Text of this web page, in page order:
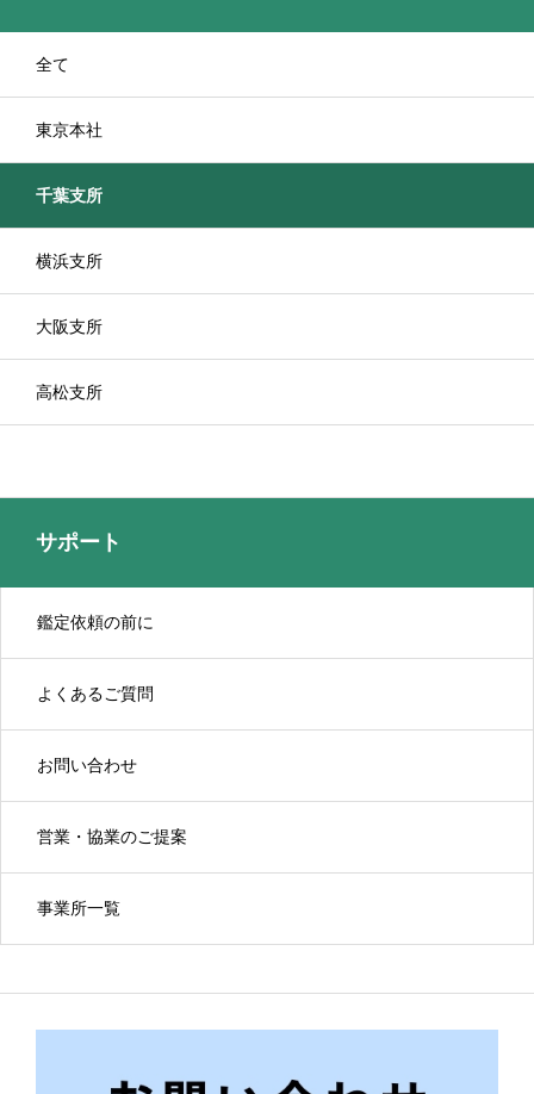
全て
東京本社
千葉支所
横浜支所
大阪支所
高松支所
サポート
鑑定依頼の前に
よくあるご質問
お問い合わせ
営業・協業のご提案
事業所一覧